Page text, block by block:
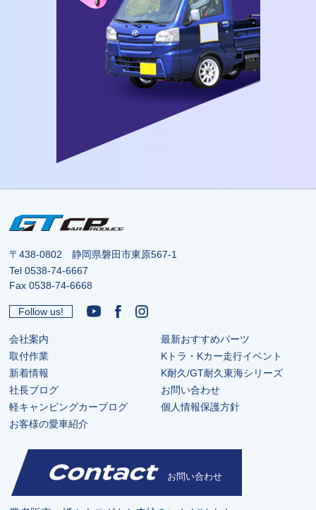
〒438-0802 静岡県磐田市東原567-1
Tel0538-74-6667
Fax 0538-74-6668
Follow us!
会社案内
取付作業
新着情報
社長ブログ
軽キャンピングカーブログ
お客様の愛車紹介
最新おすすめパーツ
Kトラ・Kカー走行イベント
K耐久/GT耐久東海シリーズ
お問い合わせ
個人情報保護方針
Contact お問い合わせ